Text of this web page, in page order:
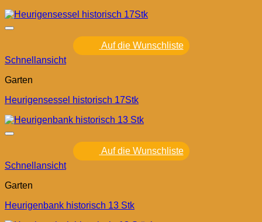
Auf die Wunschliste
Schnellansicht
Garten
Heurigensessel historisch 17Stk
Auf die Wunschliste
Schnellansicht
Garten
Heurigenbank historisch 13 Stk